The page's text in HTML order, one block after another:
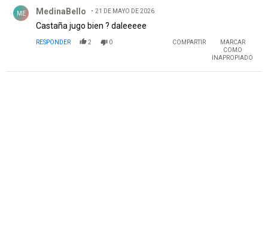
ME MedinaBello 21 DE MAYO DE 2026
Castaña jugo bien ? daleeeee
RESPONDER 2 0 COMPARTIR
MARCAR
COMO
INAPROPIADO